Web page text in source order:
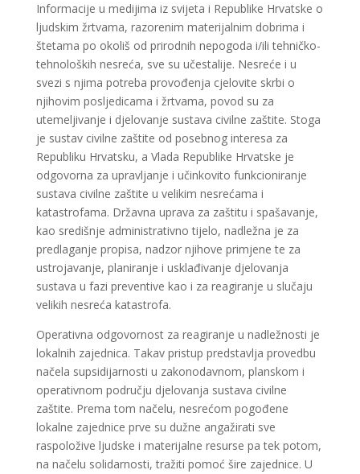
Informacije u medijima iz svijeta i Republike Hrvatske o
ljudskim žrtvama, razorenim materijalnim dobrima i
štetama po okoliš od prirodnih nepogoda i/ili tehničko-
tehnoloških nesreća, sve su učestalije. Nesreće i u
svezi s njima potreba provođenja cjelovite skrbi o
njihovim posljedicama i žrtvama, povod su za
utemeljivanje i djelovanje sustava civilne zaštite. Stoga
je sustav civilne zaštite od posebnog interesa za
Republiku Hrvatsku, a Vlada Republike Hrvatske je
odgovorna za upravljanje i učinkovito funkcioniranje
sustava civilne zaštite u velikim nesrećama i
katastrofama. Državna uprava za zaštitu i spašavanje,
kao središnje administrativno tijelo, nadležna je za
predlaganje propisa, nadzor njihove primjene te za
ustrojavanje, planiranje i usklađivanje djelovanja
sustava u fazi preventive kao i za reagiranje u slučaju
velikih nesreća katastrofa.
Operativna odgovornost za reagiranje u nadležnosti je
lokalnih zajednica. Takav pristup predstavlja provedbu
načela supsidijarnosti u zakonodavnom, planskom i
operativnom području djelovanja sustava civilne
zaštite. Prema tom načelu, nesrećom pogođene
lokalne zajednice prve su dužne angažirati sve
raspoložive ljudske i materijalne resurse pa tek potom,
na načelu solidarnosti, tražiti pomoć šire zajednice. U